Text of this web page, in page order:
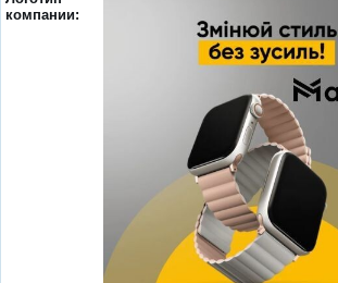
компании: